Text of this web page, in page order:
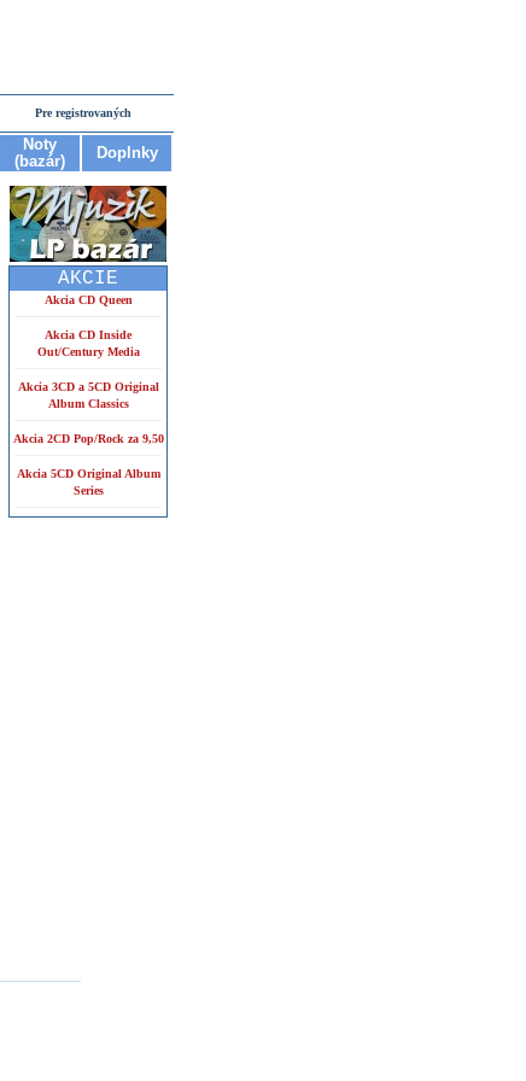
Pre registrovaných
Noty
(bazár)
Doplnky
AKCIE
Akcia CD Queen
Akcia CD Inside
Out/Century Media
Akcia 3CD a 5CD Original
Album Classics
Akcia 2CD Pop/Rock za 9,50
Akcia 5CD Original Album
Series